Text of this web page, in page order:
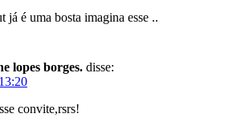
já é uma bosta imagina esse ..
lopes borges. disse:
convite,rsrs!